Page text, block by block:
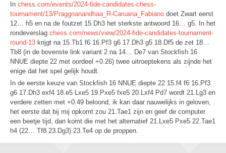
In chess.com/events/2024-fide-candidates-chess-
tournament/13/Praggnanandhaa_R-Caruana_Fabiano doet Zwart eerst
12… h5 en na de foutzet 15.Dh3 het sterkste antwoord 16… g5. In het
rondeverslag chess.com/news/view/2024-fide-candidates-tournament-
round-13 krijgt na 15.Tb1 f6 16.Pf3 g6 17.Dh3 g5 18.Df5 de zet 18…
Tb8 (in de bovenste link variant 2 na 14… De7 van Stockfish 16
NNUE diepte 22 met oordeel +0.26) twee uitroeptekens als zijnde het
enige dat het spel gelijk houdt.
In de eerste keuze van Stockfish 16 NNUE diepte 22 15.f4 f6 16.Pf3
g6 17.Dh3 exf4 18.e5 Lxe5 19.Pxe5 fxe5 20.Lxf4 Pd7 wordt 21.Lg3 en
verdere zetten met +0.49 beloond, ik kan daar nauwelijks in geloven,
het eerste dat bij mij opkomt zou 21.Tae1 zijn en geef de computer
een beetje tijd, dan komt die met het alternatief 21.Lxe5 Pxe5 22.Tae1
h4 (22… Tf8 23.Dg3) 23.Te4 op de proppen.